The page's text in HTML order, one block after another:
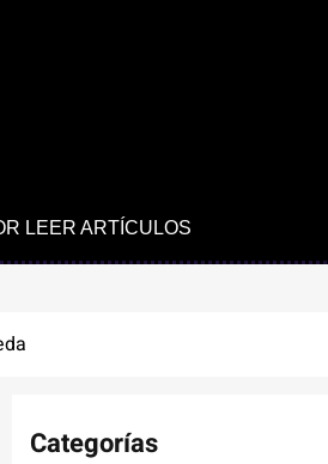
LEER ARTÍCULOS
Categorías